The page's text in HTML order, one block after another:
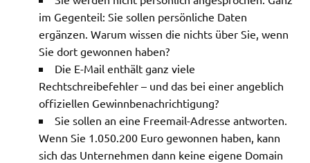
im Gegenteil: Sie sollen persönliche Daten
ergänzen. Warum wissen die nichts über Sie, wenn
Sie dort gewonnen haben?
Die E-Mail enthält ganz viele
Rechtschreibefehler – und das bei einer angeblich
offiziellen Gewinnbenachrichtigung?
Sie sollen an eine Freemail-Adresse antworten.
Wenn Sie 1.050.200 Euro gewonnen haben, kann
sich das Unternehmen dann keine eigene Domain